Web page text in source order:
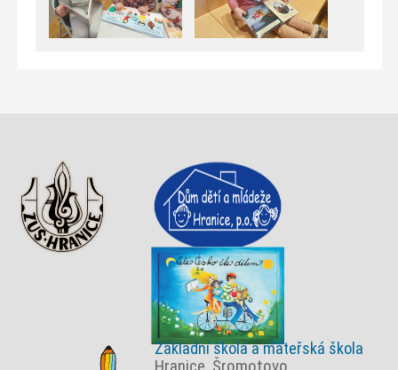
Základní škola a mateřská škola